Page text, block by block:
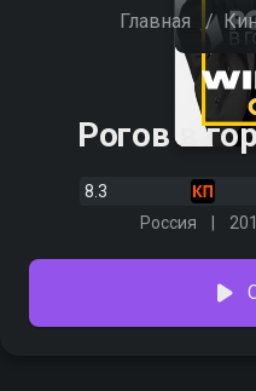
Главная /
Рогов в
8.3
Россия